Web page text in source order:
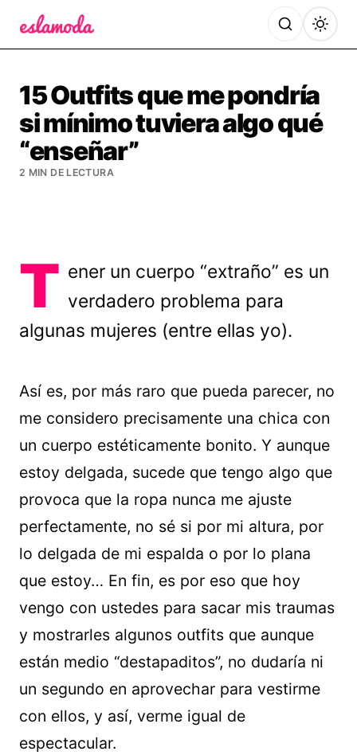
15 Outfits que me pondría
si mínimo tuviera algo qué
“enseñar”
2 MIN DE LECTURA
T ener un cuerpo “extraño” es un
verdadero problema para
algunas mujeres (entre ellas yo).
Así es, por más raro que pueda parecer, no
me considero precisamente una chica con
un cuerpo estéticamente bonito. Y aunque
estoy delgada, sucede que tengo algo que
provoca que la ropa nunca me ajuste
perfectamente, no sé si por mi altura, por
lo delgada de mi espalda o por lo plana
que estoy… En fin, es por eso que hoy
vengo con ustedes para sacar mis traumas
y mostrarles algunos outfits que aunque
están medio “destapaditos”, no dudaría ni
un segundo en aprovechar para vestirme
con ellos, y así, verme igual de
espectacular.